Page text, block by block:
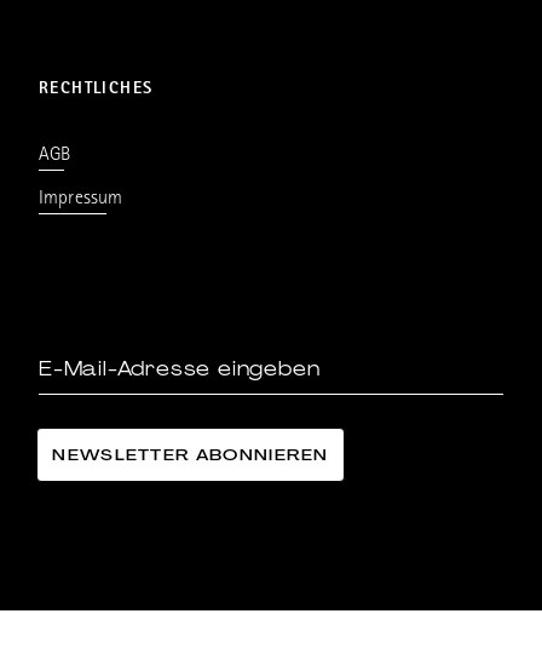
RECHTLICHES
AGB
Impressum